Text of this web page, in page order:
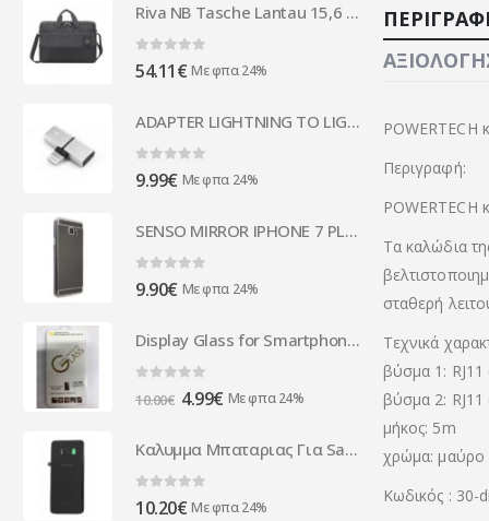
Περιγραφή:
Τα καλώδια
σταθερή
Τεχνικά
βύσμα 1: RJ11
βύσμα 2: RJ11
μήκος: 5m
χρώμα: μαύρο
Κωδικός : 30-
Riva NB Tasche Lantau 15,6 schwarz melange 8831 Macbook P 8831 BLACK MELANGE
0 out of 5
54.11€ Με φπα 24%
ADAPTER LIGHTNING TO LIGHTNING CHARGING + AUDIO silver
0 out of 5
9.99€ Με φπα 24%
SENSO MIRROR IPHONE 7 PLUS / 8 PLUS black backcover outlet
0 out of 5
9.90€ Με φπα 24%
Display Glass for Smartphones LG K8 (0,26mm/2.5D) RETAIL
out of 5
10.00€ Original
was:
4.99€Η
τιμή
Με φπα 24%
Καλυμμα Μπαταριας Για Samsung G950 Galaxy S8 Μαυρο OR
0 out of 5
10.20€ Με φπα 24%